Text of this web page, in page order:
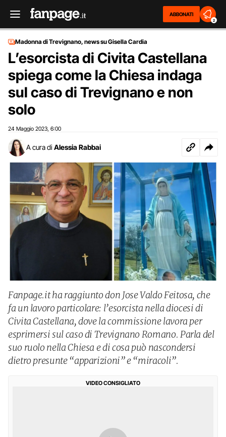
ABBONATI
2
Madonna di Trevignano, news su Gisella Cardia
L’esorcista di Civita Castellana
spiega come la Chiesa indaga
sul caso di Trevignano e non
solo
24 Maggio 2023 6:00
A cura di Alessia Rabbai
Fanpage.it ha raggiunto don Jose Valdo Feitosa, che
fa un lavoro particolare: l’esorcista nella diocesi di
Civita Castellana, dove la commissione lavora per
esprimersi sul caso di Trevignano Romano. Parla del
suo ruolo nella Chiesa e di cosa può nascondersi
dietro presunte “apparizioni” e “miracoli”.
VIDEO CONSIGLIATO